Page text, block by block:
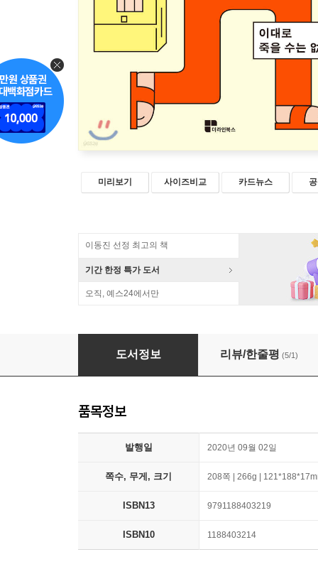
미리보기 사이즈비교 카드뉴스
이동진 선정 최고의 책
기간 한정 특가 도서
오직, 예스24에서만
번역가 K가 사는 법
도서정보 리뷰/한줄평 (5/1)
품목정보
발행일 2020년 09월 02일
쪽수, 무게, 크기 208쪽 | 266g |
ISBN13 9791188403219
ISBN10 1188403214